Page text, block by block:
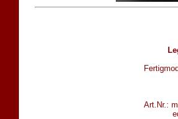
Art.Nr.: